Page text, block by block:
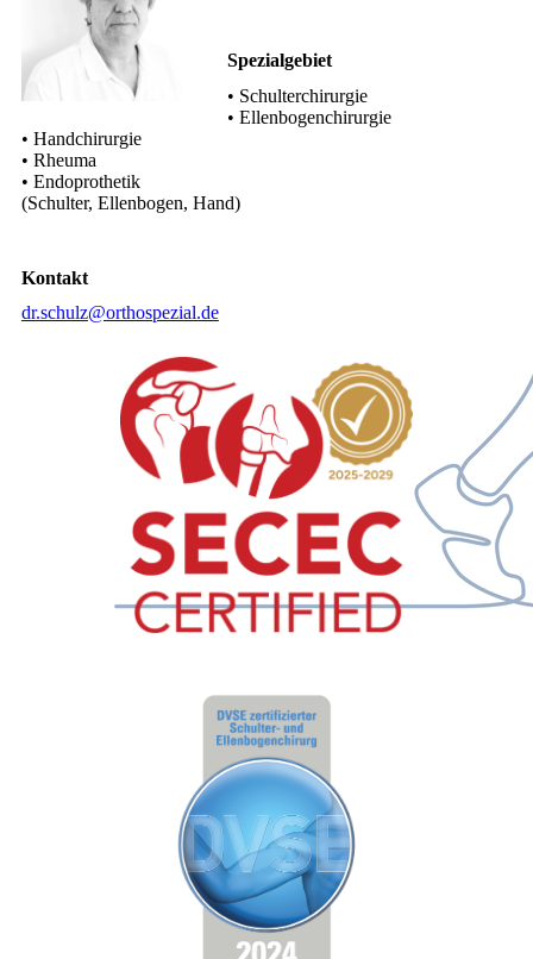
Spezialgebiet
• Schulterchirurgie
• Ellenbogenchirurgie
• Handchirurgie
• Rheuma
• Endoprothetik
(Schulter, Ellenbogen, Hand)
Kontakt
dr.schulz@orthospezial.de